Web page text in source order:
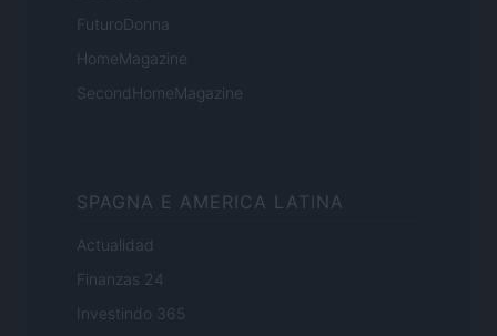
FuturoDonna
HomeMagazine
SecondHomeMagazine
SPAGNA E AMERICA LATINA
Actualidad
Finanzas 24
Investindo 365